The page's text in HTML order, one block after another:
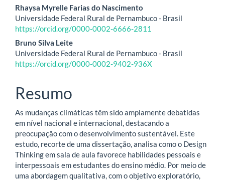
Conteúdo
do
artigo
principal
Rhaysa Myrelle Farias do Nascimento
Universidade Federal Rural de Pernambuco - Brasil
https://orcid.org/0000-0002-6666-2811
Bruno Silva Leite
Universidade Federal Rural de Pernambuco - Brasil
https://orcid.org/0000-0002-9402-936X
Resumo
As mudanças climáticas têm sido amplamente debatidas
em nível nacional e internacional, destacando a
preocupação com o desenvolvimento sustentável. Este
estudo, recorte de uma dissertação, analisa como o Design
Thinking em sala de aula favorece habilidades pessoais e
interpessoais em estudantes do ensino médio. Por meio de
uma abordagem qualitativa, com o objetivo exploratório,